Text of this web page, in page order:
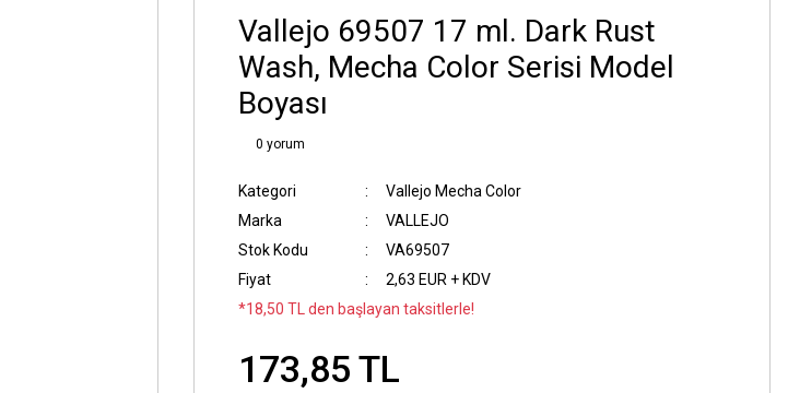
Vallejo 69507 17 ml. Dark Rust
Wash, Mecha Color Serisi Model
Boyası
0 yorum
Kategori
Vallejo Mecha Color
Marka
VALLEJO
Stok Kodu
VA69507
Fiyat
2,63 EUR + KDV
*18,50 TL den başlayan taksitlerle!
173,85 TL